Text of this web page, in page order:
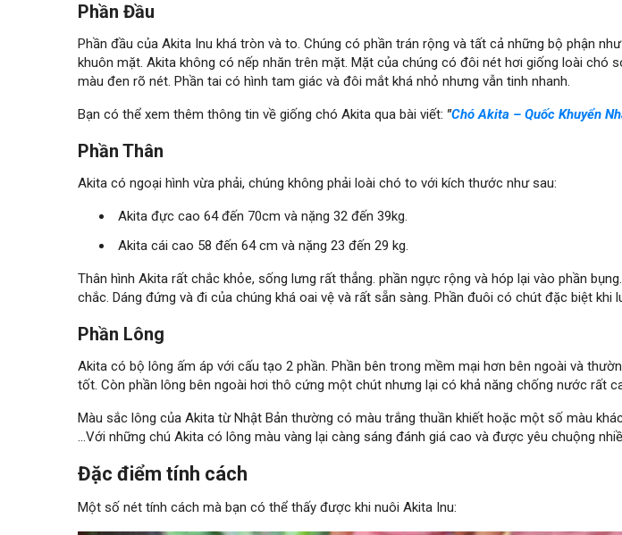
Phần Đầu
Phần đầu của Akita Inu khá tròn và to. Chúng có phần trán rộng và tất cả những bộ phận
khuôn mặt. Akita không có nếp nhăn trên mặt. Mặt của chúng có đôi nét hơi giống loài chó
màu đen rõ nét. Phần tai có hình tam giác và đôi mắt khá nhỏ nhưng vẫn tinh nhanh.
Bạn có thể xem thêm thông tin về giống chó Akita qua bài viết: "Chó Akita – Quốc Khuyển
Phần Thân
Akita có ngoại hình vừa phải, chúng không phải loài chó to với kích thước như sau:
Akita đực cao 64 đến 70cm và nặng 32 đến 39kg.
Akita cái cao 58 đến 64 cm và nặng 23 đến 29 kg.
Thân hình Akita rất chắc khỏe, sống lưng rất thẳng. phần ngực rộng và hóp lại vào phần
chắc. Dáng đứng và đi của chúng khá oai vệ và rất sẵn sàng. Phần đuôi có chút đặc biệt khi
Phần Lông
Akita có bộ lông ấm áp với cấu tạo 2 phần. Phần bên trong mềm mại hơn bên ngoài và
tốt. Còn phần lông bên ngoài hơi thô cứng một chút nhưng lại có khả năng chống nước rất
Màu sắc lông của Akita từ Nhật Bản thường có màu trắng thuần khiết hoặc một số màu
…Với những chú Akita có lông màu vàng lại càng sáng đánh giá cao và được yêu chuộng
Đặc điểm tính cách
Một số nét tính cách mà bạn có thể thấy được khi nuôi Akita Inu: